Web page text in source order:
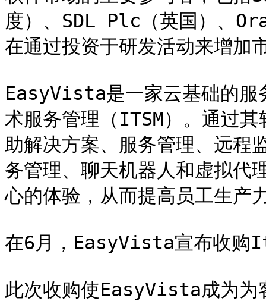
度）、SDL Plc（英国）、
在通过投资于研发活动来增加
EasyVista是一家云基础的服
术服务管理（ITSM）。通过
助解决方案、服务管理、远程
务管理、聊天机器人和虚拟代
心的体验，从而提高员工生产
在6月，EasyVista宣布收购
此次收购使EasyVista成为为